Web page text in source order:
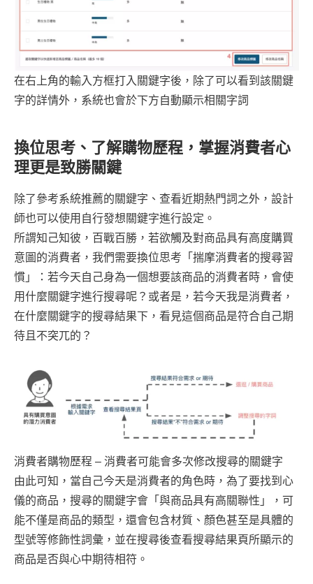
在右上角的輸入方框打入關鍵字後，除了可以看到該關鍵
字的詳情外，系統也會於下方自動顯示相關字詞
換位思考、了解購物歷程，掌握消費者心
理更是致勝關鍵
除了參考系統推薦的關鍵字、查看近期熱門詞之外，設計
師也可以使用自行發想關鍵字進行設定。
所謂知己知彼，百戰百勝，若欲觸及對商品具有高度購買
意圖的消費者，我們需要換位思考「揣摩消費者的搜尋習
慣」：若今天自己身為一個想要該商品的消費者時，會使
用什麼關鍵字進行搜尋呢？或者是，若今天我是消費者，
在什麼關鍵字的搜尋結果下，看見這個商品是符合自己期
待且不突兀的？
消費者購物歷程 – 消費者可能會多次修改搜尋的關鍵字
由此可知，當自己今天是消費者的角色時，為了要找到心
儀的商品，搜尋的關鍵字會「與商品具有高關聯性」，可
能不僅是商品的類型，還會包含材質、顏色甚至是具體的
型號等修飾性詞彙，並在搜尋後查看搜尋結果頁所顯示的
商品是否與心中期待相符。